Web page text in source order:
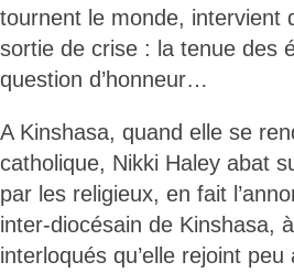
tournent le monde, intervient
sortie de crise : la tenue des
question d’honneur…
A Kinshasa, quand elle se
catholique, Nikki Haley abat
par les religieux, en fait
inter-diocésain de Kinshasa,
interloqués qu’elle rejoint